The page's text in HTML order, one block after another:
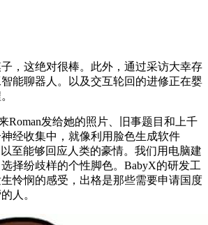
这绝对很棒。此外，通过采访大幸存
能聊器人。以及交互轮回的进修正在婴
发给她的照片、旧事题目和上千
经收集中，就像利用脸色生成软件
至能够回应人类的豪情。我们用电脑建
择纷歧样的个性脚色。BabyX的研发工
怜悯的感受，出格是那些需要申请国度
人。